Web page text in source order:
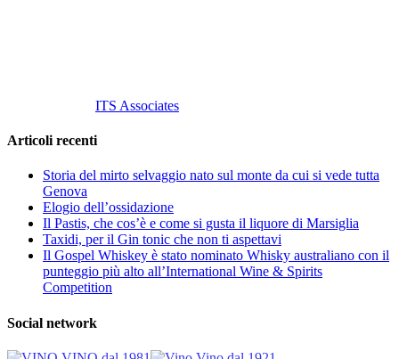
ITS Associates
Articoli recenti
Storia del mirto selvaggio nato sul monte da cui si vede tutta
Genova
Elogio dell’ossidazione
Il Pastis, che cos’è e come si gusta il liquore di Marsiglia
Taxidi, per il Gin tonic che non ti aspettavi
Il Gospel Whiskey è stato nominato Whisky australiano con il
punteggio più alto all’International Wine & Spirits
Competition
Social network